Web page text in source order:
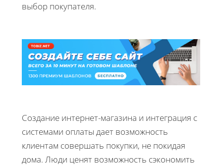
выбор покупателя.
Создание интернет-магазина и интеграция с
системами оплаты дает возможность
клиентам совершать покупки, не покидая
дома. Люди ценят возможность сэкономить